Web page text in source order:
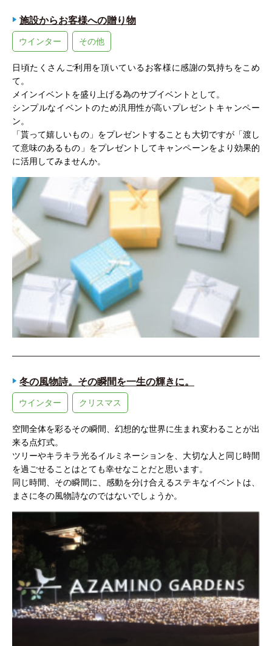
施設からお客様への贈り物
ウインター その他
日頃たくさんご利用を頂いているお客様に感謝の気持ちをこめ
て。
メインイベントを盛り上げる為のサブイベントとして。
シンプルなイベントのため汎用性が高いプレゼントキャンペー
ン。
「貰って嬉しいもの」をプレゼントすることも大切ですが「渡し
て意味のあるもの」をプレゼントしてキャンペーンをより効果的
に活用してみませんか。
冬の風物詩。その瞬間を一生の輝きに。
ウインター クリスマス
空間全体を彩るその瞬間、幻想的な世界に生まれ変わることが出
来る点灯式。
ツリーやキラキラ光るイルミネーションを、大切な人と同じ時間
を過ごせることはとても幸せなことだと思います。
同じ時間、その瞬間に、感動を分け合えるステキなイベントは、
まさに冬の風物詩なのではないでしょうか。